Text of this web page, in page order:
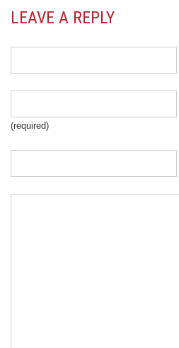
LEAVE A REPLY
(required)